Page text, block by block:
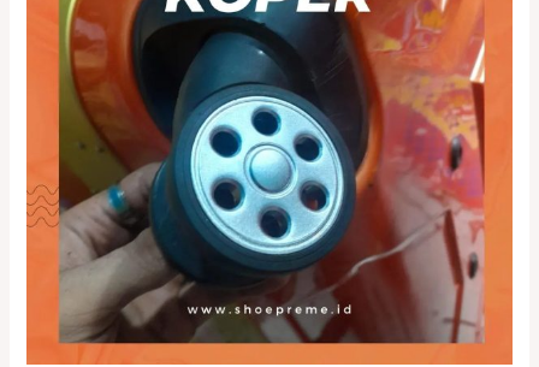
Tangerang